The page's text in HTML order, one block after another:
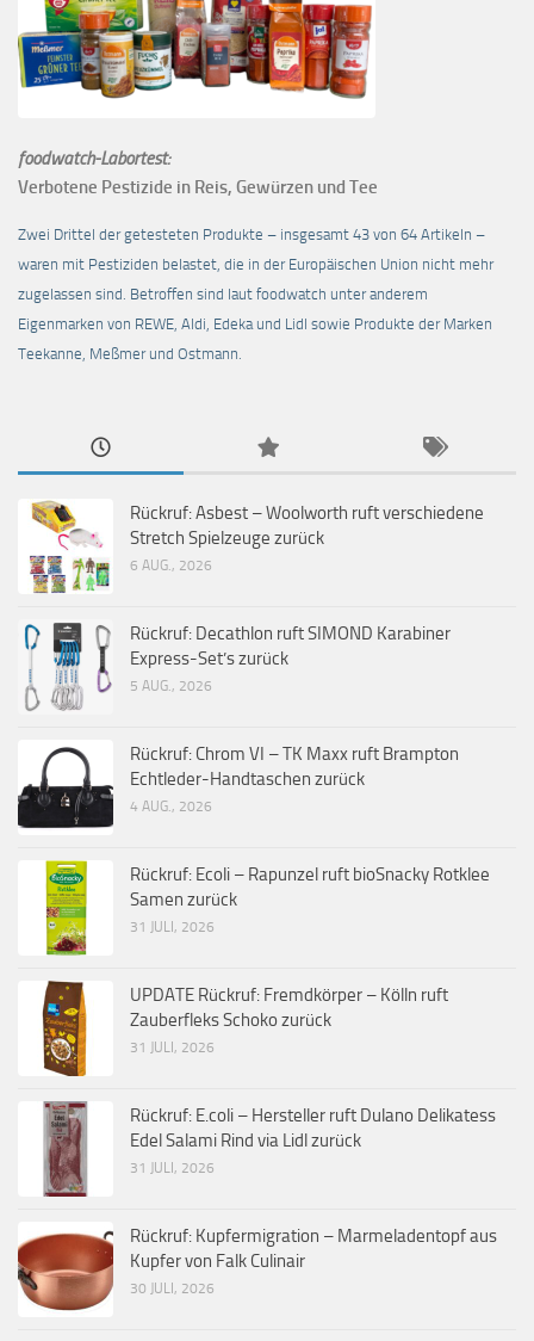
foodwatch-Labortest:
Verbotene Pestizide in Reis, Gewürzen und Tee
Zwei Drittel der getesteten Produkte – insgesamt 43 von 64 Artikeln –
waren mit Pestiziden belastet, die in der Europäischen Union nicht mehr
zugelassen sind. Betroffen sind laut foodwatch unter anderem
Eigenmarken von REWE, Aldi, Edeka und Lidl sowie Produkte der Marken
Teekanne, Meßmer und Ostmann.
Rückruf: Asbest – Woolworth ruft verschiedene
Stretch Spielzeuge zurück
6 AUG., 2026
Rückruf: Decathlon ruft SIMOND Karabiner
Express-Set’s zurück
5 AUG., 2026
Rückruf: Chrom VI – TK Maxx ruft Brampton
Echtleder-Handtaschen zurück
4 AUG., 2026
Rückruf: Ecoli – Rapunzel ruft bioSnacky Rotklee
Samen zurück
31 JULI, 2026
UPDATE Rückruf: Fremdkörper – Kölln ruft
Zauberfleks Schoko zurück
31 JULI, 2026
Rückruf: E.coli – Hersteller ruft Dulano Delikatess
Edel Salami Rind via Lidl zurück
31 JULI, 2026
Rückruf: Kupfermigration – Marmeladentopf aus
Kupfer von Falk Culinair
30 JULI, 2026